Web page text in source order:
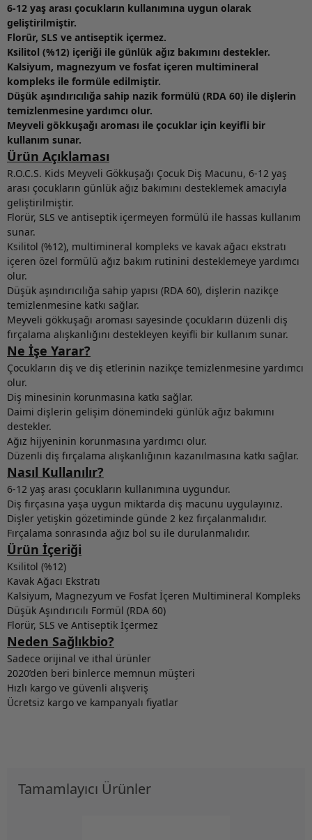
6-12 yaş arası çocukların kullanımına uygun olarak
geliştirilmiştir.
Florür, SLS ve antiseptik içermez.
Ksilitol (%12) içeriği ile günlük ağız bakımını destekler.
Kalsiyum, magnezyum ve fosfat içeren multimineral
kompleks ile formüle edilmiştir.
Düşük aşındırıcılığa sahip nazik formülü (RDA 60) ile dişlerin
temizlenmesine yardımcı olur.
Meyveli gökkuşağı aroması ile çocuklar için keyifli bir
kullanım sunar.
Ürün Açıklaması
R.O.C.S. Kids Meyveli Gökkuşağı Çocuk Diş Macunu, 6-12 yaş
arası çocukların günlük ağız bakımını desteklemek amacıyla
geliştirilmiştir.
Florür, SLS ve antiseptik içermeyen formülü ile hassas kullanım
sunar.
Ksilitol (%12), multimineral kompleks ve kavak ağacı ekstratı
içeren özel formülü ağız bakım rutinini desteklemeye yardımcı
olur.
Düşük aşındırıcılığa sahip yapısı (RDA 60), dişlerin nazikçe
temizlenmesine katkı sağlar.
Meyveli gökkuşağı aroması sayesinde çocukların düzenli diş
fırçalama alışkanlığını destekleyen keyifli bir kullanım sunar.
Ne İşe Yarar?
Çocukların diş ve diş etlerinin nazikçe temizlenmesine yardımcı
olur.
Diş minesinin korunmasına katkı sağlar.
Daimi dişlerin gelişim dönemindeki günlük ağız bakımını
destekler.
Ağız hijyeninin korunmasına yardımcı olur.
Düzenli diş fırçalama alışkanlığının kazanılmasına katkı sağlar.
Nasıl Kullanılır?
6-12 yaş arası çocukların kullanımına uygundur.
Diş fırçasına yaşa uygun miktarda diş macunu uygulayınız.
Dişler yetişkin gözetiminde günde 2 kez fırçalanmalıdır.
Fırçalama sonrasında ağız bol su ile durulanmalıdır.
Ürün İçeriği
Ksilitol (%12)
Kavak Ağacı Ekstratı
Kalsiyum, Magnezyum ve Fosfat İçeren Multimineral Kompleks
Düşük Aşındırıcılı Formül (RDA 60)
Florür, SLS ve Antiseptik İçermez
Neden Sağlıkbio?
Sadece orijinal ve ithal ürünler
2020’den beri binlerce memnun müşteri
Hızlı kargo ve güvenli alışveriş
Ücretsiz kargo ve kampanyalı fiyatlar
Tamamlayıcı Ürünler